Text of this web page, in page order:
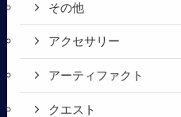
その他
アクセサリー
アーティファクト
クエスト